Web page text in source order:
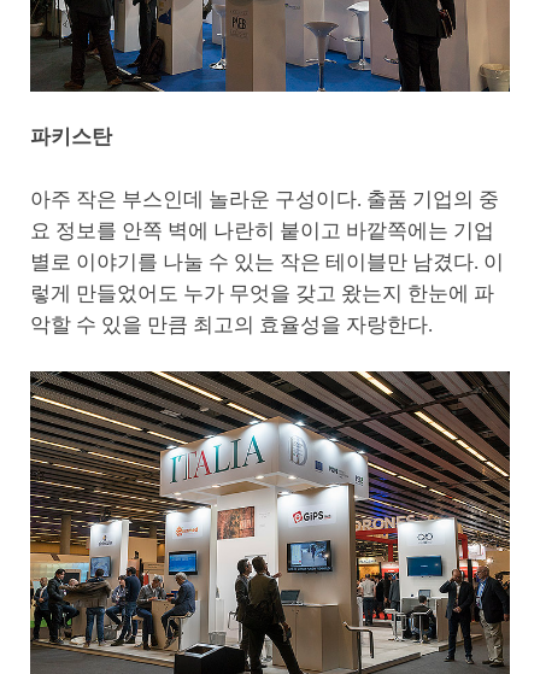
파키스탄
아주 작은 부스인데 놀라운 구성이다. 출품 기업의 중
요 정보를 안쪽 벽에 나란히 붙이고 바깥쪽에는 기업
별로 이야기를 나눌 수 있는 작은 테이블만 남겼다. 이
렇게 만들었어도 누가 무엇을 갖고 왔는지 한눈에 파
악할 수 있을 만큼 최고의 효율성을 자랑한다.